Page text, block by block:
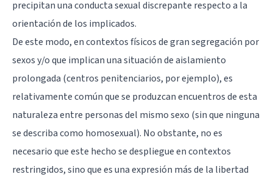
precipitan una conducta sexual discrepante respecto a la
orientación de los implicados.
De este modo, en contextos físicos de gran segregación por
sexos y/o que implican una situación de aislamiento
prolongada (centros penitenciarios, por ejemplo), es
relativamente común que se produzcan encuentros de esta
naturaleza entre personas del mismo sexo (sin que ninguna
se describa como homosexual). No obstante, no es
necesario que este hecho se despliegue en contextos
restringidos, sino que es una expresión más de la libertad